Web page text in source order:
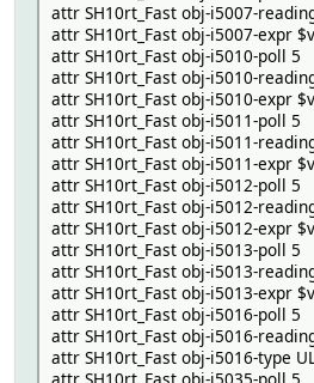
attr SH10rt_Fast obj-i5007-
attr SH10rt_Fast obj-i5007-expr
attr SH10rt_Fast obj-i5010-poll 5
attr SH10rt_Fast obj-i5010-
attr SH10rt_Fast obj-i5010-expr
attr SH10rt_Fast obj-i5011-poll 5
attr SH10rt_Fast obj-i5011-
attr SH10rt_Fast obj-i5011-expr
attr SH10rt_Fast obj-i5012-poll 5
attr SH10rt_Fast obj-i5012-
attr SH10rt_Fast obj-i5012-expr
attr SH10rt_Fast obj-i5013-poll 5
attr SH10rt_Fast obj-i5013-
attr SH10rt_Fast obj-i5013-expr
attr SH10rt_Fast obj-i5016-poll 5
attr SH10rt_Fast obj-i5016-
attr SH10rt_Fast obj-i5016-type